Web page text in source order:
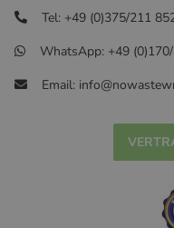
Tel: +49 (0)375/211
WhatsApp: +49
Email: